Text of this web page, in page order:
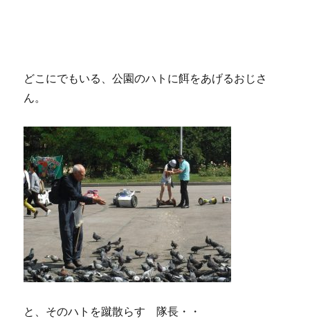
どこにでもいる、公園のハトに餌をあげるおじさ
ん。
と、そのハトを蹴散らす 隊長・・